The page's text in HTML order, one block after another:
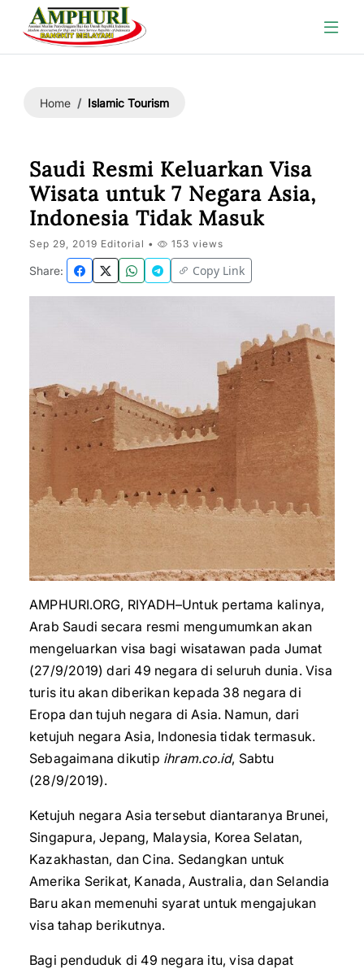
Home Islamic Tourism
Saudi Resmi Keluarkan Visa
Wisata untuk 7 Negara Asia,
Indonesia Tidak Masuk
Sep 29, 2019 Editorial • 153 views
Share: Copy Link
AMPHURI.ORG, RIYADH–Untuk pertama kalinya,
Arab Saudi secara resmi mengumumkan akan
mengeluarkan visa bagi wisatawan pada Jumat
(27/9/2019) dari 49 negara di seluruh dunia. Visa
turis itu akan diberikan kepada 38 negara di
Eropa dan tujuh negara di Asia. Namun, dari
ketujuh negara Asia, Indonesia tidak termasuk.
Sebagaimana dikutip ihram.co.id, Sabtu
(28/9/2019).
Ketujuh negara Asia tersebut diantaranya Brunei,
Singapura, Jepang, Malaysia, Korea Selatan,
Kazakhastan, dan Cina. Sedangkan untuk
Amerika Serikat, Kanada, Australia, dan Selandia
Baru akan memenuhi syarat untuk mengajukan
visa tahap berikutnya.
Bagi penduduk di 49 negara itu, visa dapat